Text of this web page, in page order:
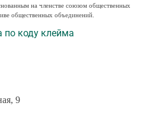
на членстве союзом общественных
общественных объединений.
по коду клейма
9